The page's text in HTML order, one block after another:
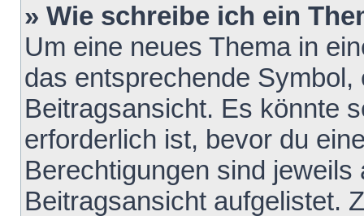
» Wie schreibe ich ein
Um eine neues Thema in
das entsprechende
Beitragsansicht. Es könnte
erforderlich ist, bevor du
Berechtigungen sind
Beitragsansicht aufgelistet.